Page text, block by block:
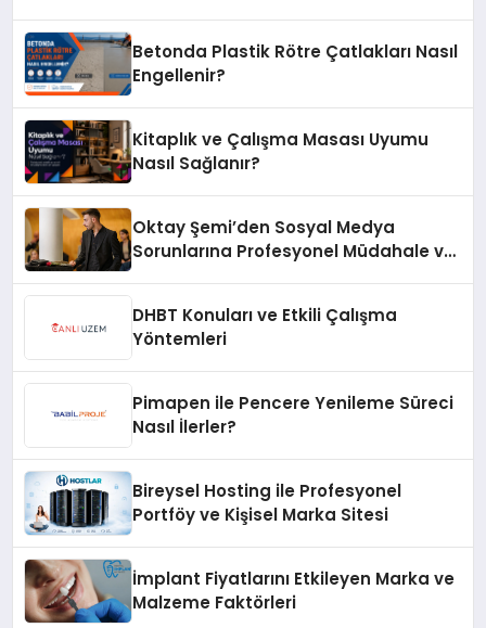
Betonda Plastik Rötre Çatlakları Nasıl
Engellenir?
Kitaplık ve Çalışma Masası Uyumu
Nasıl Sağlanır?
Oktay Şemi’den Sosyal Medya
Sorunlarına Profesyonel Müdahale ve
DHBT Konuları ve Etkili Çalışma
Yöntemleri
Pimapen ile Pencere Yenileme Süreci
Nasıl İlerler?
Bireysel Hosting ile Profesyonel
Portföy ve Kişisel Marka Sitesi
İmplant Fiyatlarını Etkileyen Marka ve
Malzeme Faktörleri